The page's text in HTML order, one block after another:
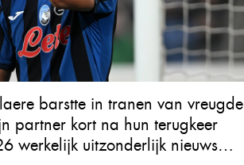
barstte in tranen van vreugde
partner kort na hun terugkeer
werkelijk uitzonderlijk nieuws